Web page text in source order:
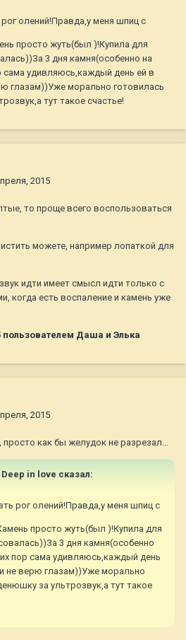
олений!Правда,у меня шпиц с
просто жуть(был )!Купила для
3 дня камня(особенно на
сама удивляюсь,каждый день ей в
глазам))Уже морально готовилась
тут такое счастье!
2015
то проще всего воспользоваться
можете, например лопаткой для
идти имеет смысл идти только с
когда есть воспаление и камень уже
пользователем Даша и Элька
2015
просто как бы желудок не разрезал...
Deep in love сказал:
рог олений!Правда,у меня шпиц с
просто жуть(был )!Купила для
3 дня камня(особенно
пор сама удивляюсь,каждый день
не верю глазам))Уже морально
за ультрозвук,а тут такое